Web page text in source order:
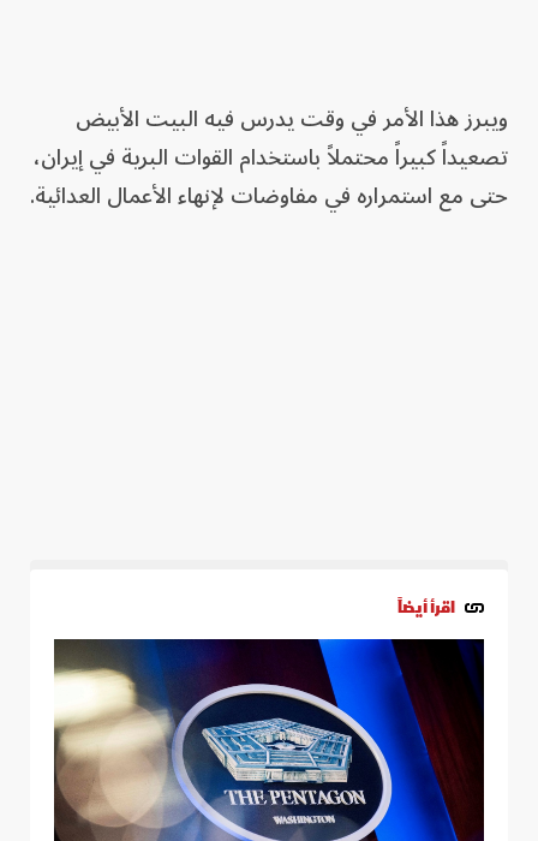
ويبرز هذا الأمر في وقت يدرس فيه البيت الأبيض
تصعيداً كبيراً محتملاً باستخدام القوات البرية في إيران،
حتى مع استمراره في مفاوضات لإنهاء الأعمال العدائية.
اقرأ أيضاً